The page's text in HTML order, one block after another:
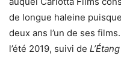
de longue haleine
deux ans l’un de ses films.
l’été 2019, suivi de